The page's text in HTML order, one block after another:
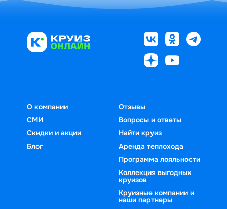
О компании
СМИ
Скидки и акции
Блог
Отзывы
Вопросы и ответы
Найти круиз
Аренда теплохода
Программа лояльности
Коллекция выгодных
круизов
Круизные компании и
наши партнеры